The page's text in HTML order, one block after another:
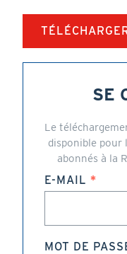
SE
Le
disponible pour
abonnés à la
E-MAIL
MOT DE